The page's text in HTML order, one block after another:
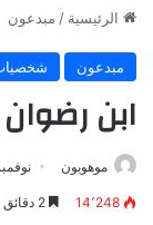
الرئيسية / مبدعون
مبدعون
ابن
موهوبون نوفمبر 30, 1999
14٬248